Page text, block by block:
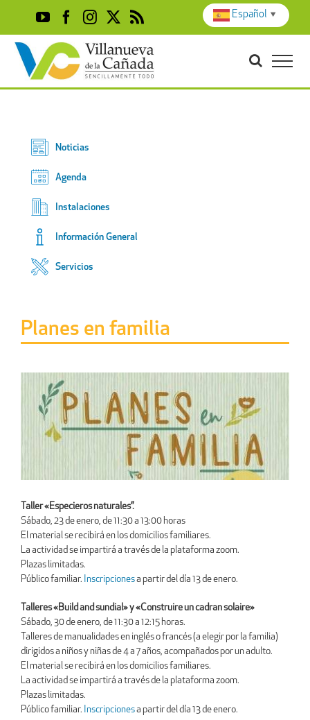
content
YouTubeFacebook
Instagram
X Rss
Planes en familia
Taller «Especieros naturales”.
Sábado, 23 de enero, de 11:30 a 13:00 horas
El material se recibirá en los domicilios familiares.
La actividad se impartirá a través de la plataforma zoom.
Plazas limitadas.
Público familiar. Inscripcionesa partir del día 13 de enero.
Talleres «Build and sundial» y «Construire un cadran solaire»
Sábado, 30 de enero, de 11:30 a 12:15 horas.
Talleres de manualidades en inglés o francés (a elegir por la familia)
dirigidos a niños y niñas de 4 a 7 años, acompañados por un adulto.
El material se recibirá en los domicilios familiares.
La actividad se impartirá a través de la plataforma zoom.
Plazas limitadas.
Público familiar. Inscripcionesa partir del día 13 de enero.
Noticias
Agenda
Instalaciones
Información General
Servicios
Español ▼